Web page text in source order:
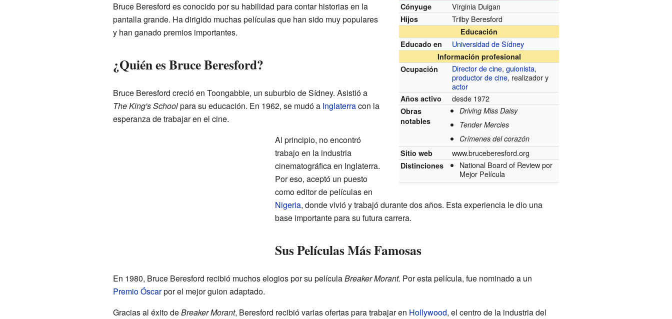
Cónyuge
Virginia Duigan
Hijos Trilby Beresford
Educación
Educado en
Universidad de Sídney
Información profesional
Ocupación
Director de cine,guionista,
productor de cine, realizador y
actor
Años activo desde 1972
Obras
notables
Driving Miss Daisy
Tender Mercies
Crímenes del corazón
Sitio web
www.bruceberesford.org
Distinciones
National Board of Review por
Mejor Película
Bruce Beresford es conocido por su habilidad para contar historias en la
pantalla grande. Ha dirigido muchas películas que han sido muy populares
y han ganado premios importantes.
¿Quién es Bruce Beresford?
Bruce Beresford creció en Toongabbie, un suburbio de Sídney. Asistió a
The King's Schoolpara su educación. En 1962, se mudó a Inglaterracon la
esperanza de trabajar en el cine.
Al principio, no encontró
trabajo en la industria
cinematográfica en Inglaterra.
Por eso, aceptó un puesto
como editor de películas en
Nigeria, donde vivió y trabajó durante dos años. Esta experiencia le dio una
base importante para su futura carrera.
Sus Películas Más Famosas
En 1980, Bruce Beresford recibió muchos elogios por su películaBreaker Morant. Por esta película, fue nominado a un
Premio Óscarpor el mejor guion adaptado.
Gracias al éxito deBreaker Morant, Beresford recibió varias ofertas para trabajar en Hollywood, el centro de la industria del